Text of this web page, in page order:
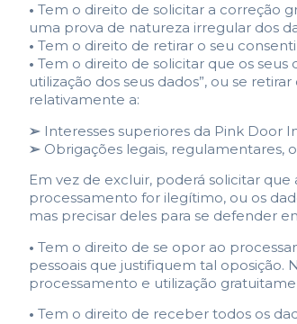
• Tem o direito de solicitar a correção
uma prova de natureza irregular dos
• Tem o direito de retirar o seu
• Tem o direito de solicitar que os
utilização dos seus dados”, ou se
relativamente a:
➢ Interesses superiores da Pink Door
➢ Obrigações legais, regulamentares,
Em vez de excluir, poderá solicitar
processamento for ilegítimo, ou os
mas precisar deles para se defender
• Tem o direito de se opor ao
pessoais que justifiquem tal
processamento e utilização
• Tem o direito de receber todos os